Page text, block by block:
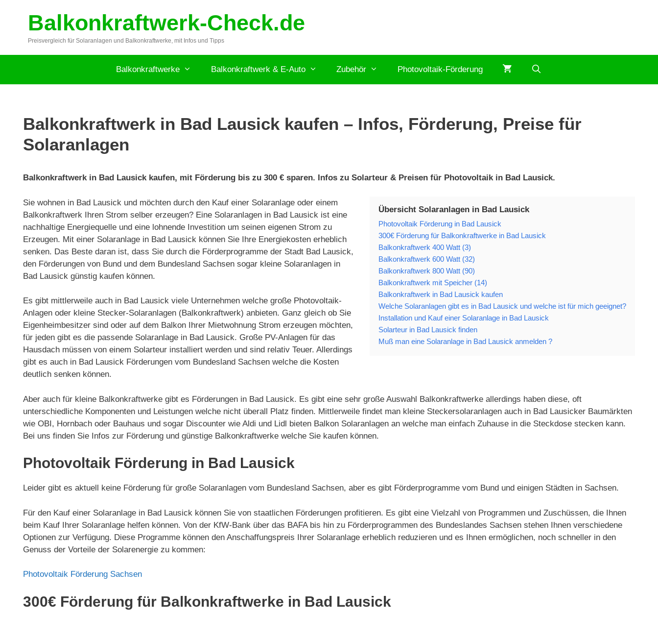
springenBalkonkraftwerk-Check.de
Preisvergleich für Solaranlagen und Balkonkraftwerke, mit Infos und Tipps
Balkonkraftwerke Balkonkraftwerk & E-Auto Zubehör Photovoltaik-Förderung
Balkonkraftwerk in Bad Lausick kaufen – Infos, Förderung, Preise für
Solaranlagen
Balkonkraftwerk in Bad Lausick kaufen, mit Förderung bis zu 300 € sparen. Infos zu Solarteur & Preisen für Photovoltaik in Bad Lausick.
Übersicht Solaranlagen in Bad Lausick
Photovoltaik Förderung in Bad Lausick
300€ Förderung für Balkonkraftwerke in Bad Lausick
Balkonkraftwerk 400 Watt (3)
Balkonkraftwerk 600 Watt (32)
Balkonkraftwerk 800 Watt (90)
Balkonkraftwerk mit Speicher (14)
Balkonkraftwerk in Bad Lausick kaufen
Welche Solaranlagen gibt es in Bad Lausick und welche ist für mich geeignet?
Installation und Kauf einer Solaranlage in Bad Lausick
Solarteur in Bad Lausick finden
Muß man eine Solaranlage in Bad Lausick anmelden ?
Sie wohnen in Bad Lausick und möchten durch den Kauf einer Solaranlage oder einem
Balkonkraftwerk Ihren Strom selber erzeugen? Eine Solaranlagen in Bad Lausick ist eine
nachhaltige Energiequelle und eine lohnende Investition um seinen eigenen Strom zu
Erzeugen. Mit einer Solaranlage in Bad Lausick können Sie Ihre Energiekosten erheblich
senken. Das Beste daran ist, dass Sie durch die Förderprogramme der Stadt Bad Lausick,
den Förderungen von Bund und dem Bundesland Sachsen sogar kleine Solaranlagen in
Bad Lausick günstig kaufen können.
Es gibt mittlerweile auch in Bad Lausick viele Unternehmen welche große Photovoltaik-
Anlagen oder kleine Stecker-Solaranlagen (Balkonkraftwerk) anbieten. Ganz gleich ob Sie
Eigenheimbesitzer sind oder auf dem Balkon Ihrer Mietwohnung Strom erzeugen möchten,
für jeden gibt es die passende Solaranlage in Bad Lausick. Große PV-Anlagen für das
Hausdach müssen von einem Solarteur installiert werden und sind relativ Teuer. Allerdings
gibt es auch in Bad Lausick Förderungen vom Bundesland Sachsen welche die Kosten
deutlich senken können.
Aber auch für kleine Balkonkraftwerke gibt es Förderungen in Bad Lausick. Es gibt eine sehr große Auswahl Balkonkraftwerke allerdings haben diese, oft
unterschiedliche Komponenten und Leistungen welche nicht überall Platz finden. Mittlerweile findet man kleine Steckersolaranlagen auch in Bad Lausicker Baumärkten
wie OBI, Hornbach oder Bauhaus und sogar Discounter wie Aldi und Lidl bieten Balkon Solaranlagen an welche man einfach Zuhause in die Steckdose stecken kann.
Bei uns finden Sie Infos zur Förderung und günstige Balkonkraftwerke welche Sie kaufen können.
Photovoltaik Förderung in Bad Lausick
Leider gibt es aktuell keine Förderung für große Solaranlagen vom Bundesland Sachsen, aber es gibt Förderprogramme vom Bund und einigen Städten in Sachsen.
Für den Kauf einer Solaranlage in Bad Lausick können Sie von staatlichen Förderungen profitieren. Es gibt eine Vielzahl von Programmen und Zuschüssen, die Ihnen
beim Kauf Ihrer Solaranlage helfen können. Von der KfW-Bank über das BAFA bis hin zu Förderprogrammen des Bundeslandes Sachsen stehen Ihnen verschiedene
Optionen zur Verfügung. Diese Programme können den Anschaffungspreis Ihrer Solaranlage erheblich reduzieren und es Ihnen ermöglichen, noch schneller in den
Genuss der Vorteile der Solarenergie zu kommen:
Photovoltaik Förderung Sachsen
300€ Förderung für Balkonkraftwerke in Bad Lausick